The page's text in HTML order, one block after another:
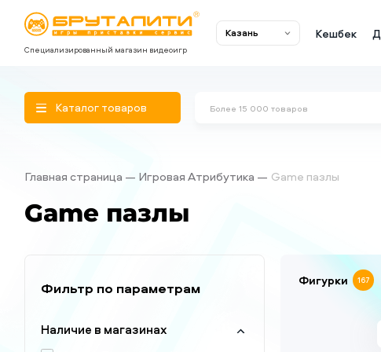
Специализированный магазин видеоигр
Казань Кешбек
Каталог товаров
Главная страница Игровая Атрибутика Game пазлы
Game пазлы
Фильтр по параметрам
Наличие в магазинах
Фигурки 167